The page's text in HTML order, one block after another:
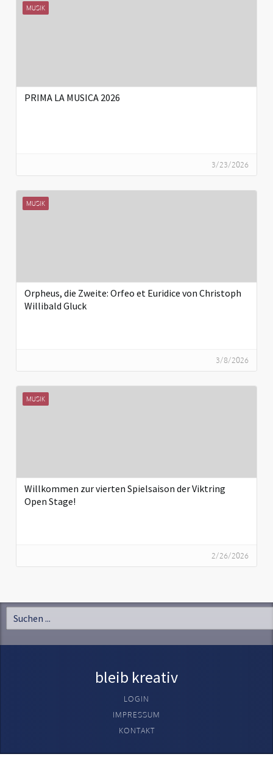
MUSIK
PRIMA LA MUSICA 2026
3/23/2026
MUSIK
Orpheus, die Zweite: Orfeo et Euridice von Christoph
Willibald Gluck
3/8/2026
MUSIK
Willkommen zur vierten Spielsaison der Viktring
Open Stage!
2/26/2026
bleib kreativ
LOGIN
IMPRESSUM
KONTAKT